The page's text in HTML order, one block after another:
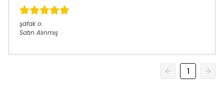
şafak o.
Satın Alınmış
1